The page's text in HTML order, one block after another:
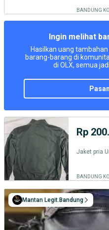
BANDUNG
Ingin melihat
Hasilkan uang
barang-barang di
di OLX, semua
Rp
Jaket pria
BANDUNG
Mantan Legit.Bandung